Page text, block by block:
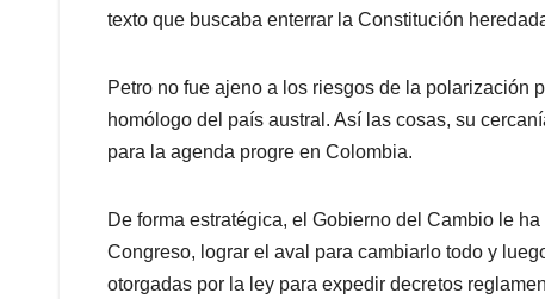
texto que buscaba enterrar la Constitución
Petro no fue ajeno a los riesgos de la polarización
homólogo del país austral. Así las cosas, su
para la agenda progre en Colombia.
De forma estratégica, el Gobierno del Cambio le
Congreso, lograr el aval para cambiarlo todo y
otorgadas por la ley para expedir decretos